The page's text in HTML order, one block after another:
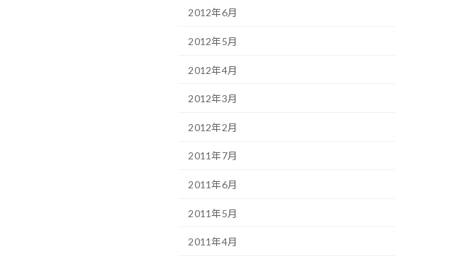
2012年6月
2012年5月
2012年4月
2012年3月
2012年2月
2011年7月
2011年6月
2011年5月
2011年4月